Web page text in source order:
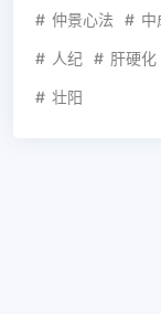
仲景心法 中
人纪 肝硬化
壮阳